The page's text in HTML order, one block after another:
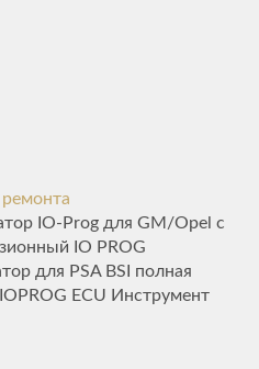
IO-Prog для GM/Opel с
IO PROG
для PSA BSI полная
ECU Инструмент